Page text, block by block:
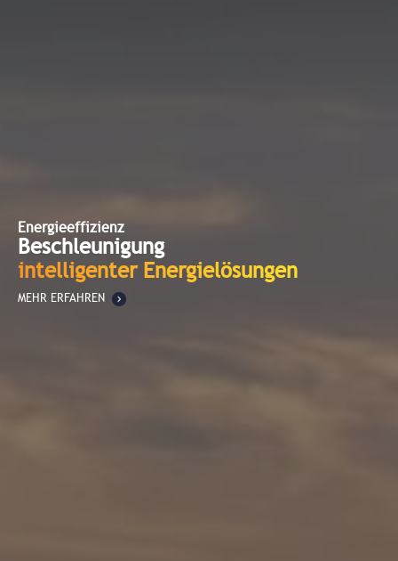
Energieeffizienz
Beschleunigung
intelligenter Energielösungen
MEHR ERFAHREN